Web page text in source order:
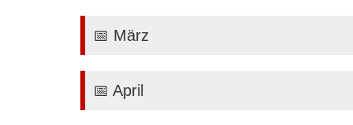
📅 März
📅 April